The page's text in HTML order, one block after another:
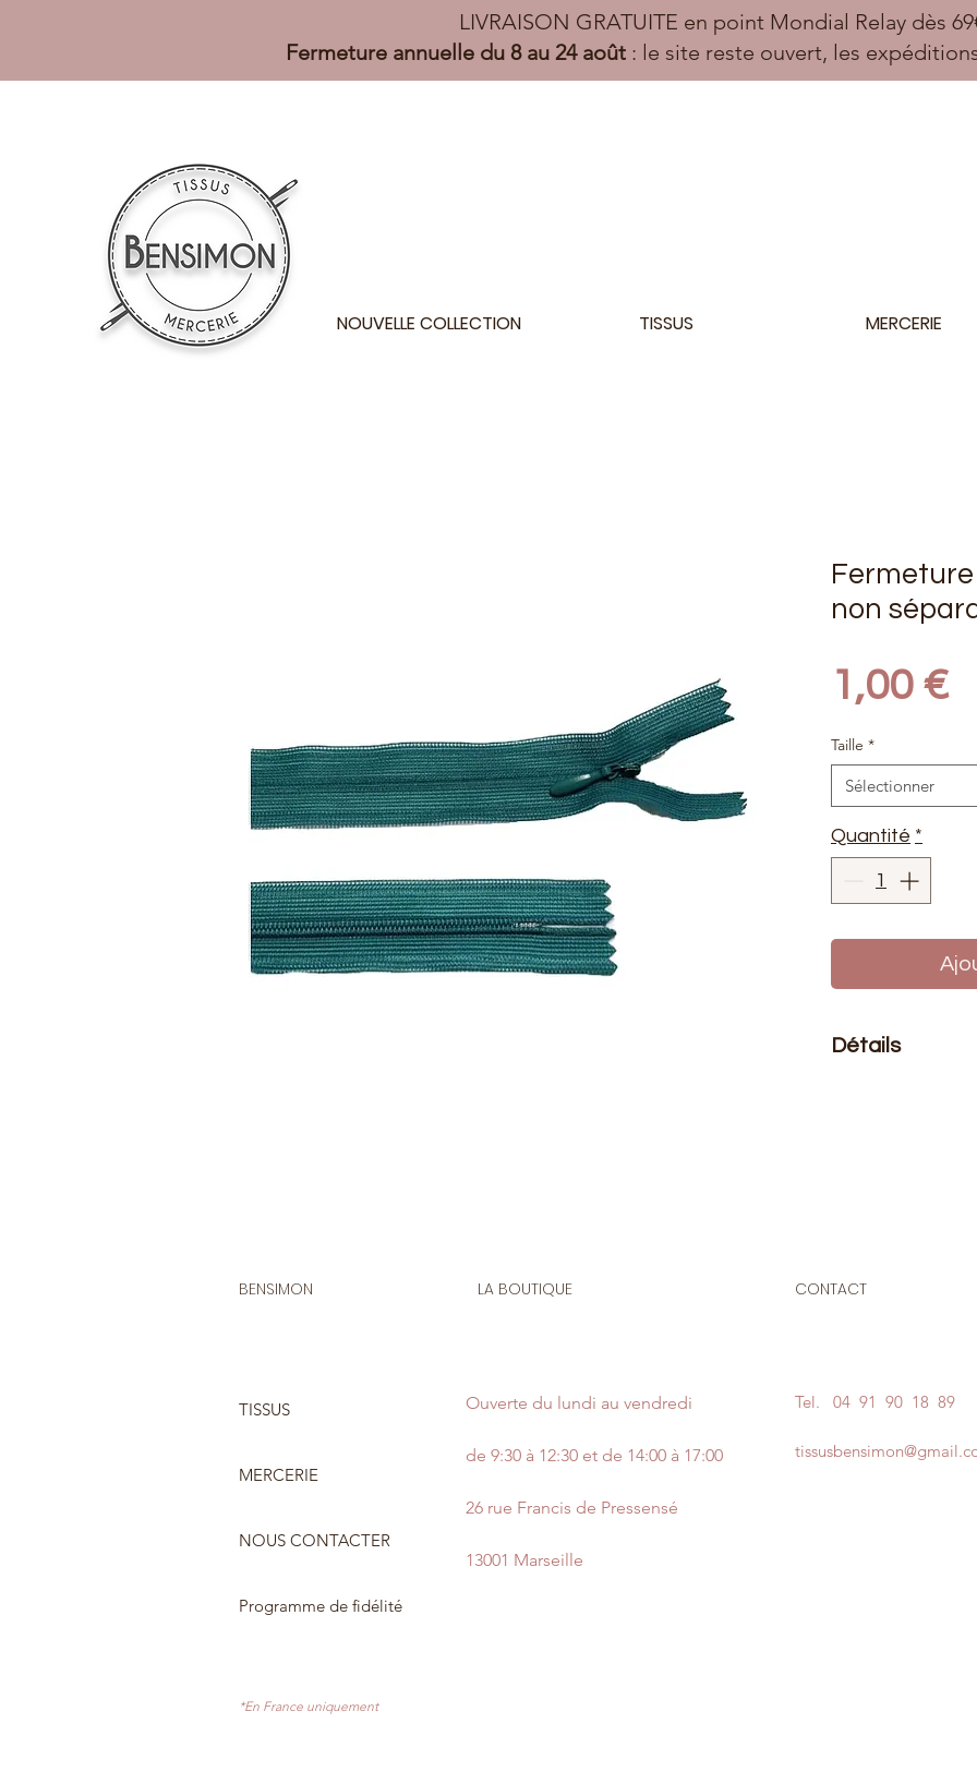
LIVRAISON GRATUITE en point Mondial Relay dès
Fermeture annuelle du 8 au 24 août: le site reste ouvert, les
NOUVELLE COLLECTION TISSUS MERCERIE
non
1,00 €
Taille *
Sélectionner
Quantité *
Détails
Origine : Espagne
des variations de
nous vous
BENSIMON
TISSUS
MERCERIE
NOUS CONTACTER
Programme de fidélité
LA BOUTIQUE
Ouverte du lundi au vendredi
de 9:30 à 12:30 et de 14:00 à 17:00
26 rue Francis de Pressensé
13001 Marseille
CONTACT
Tel. 04 91 90 18 89
*En France uniquement